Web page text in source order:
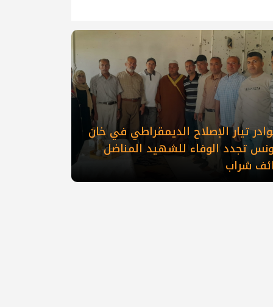
تيار الإصلاح الديمقراطي في خان
تجدد الوفاء للشهيد المناضل
شراب